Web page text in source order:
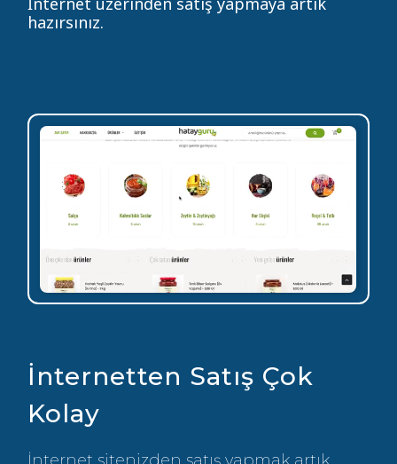
hazırsınız.
İnternetten Satış Çok
Kolay